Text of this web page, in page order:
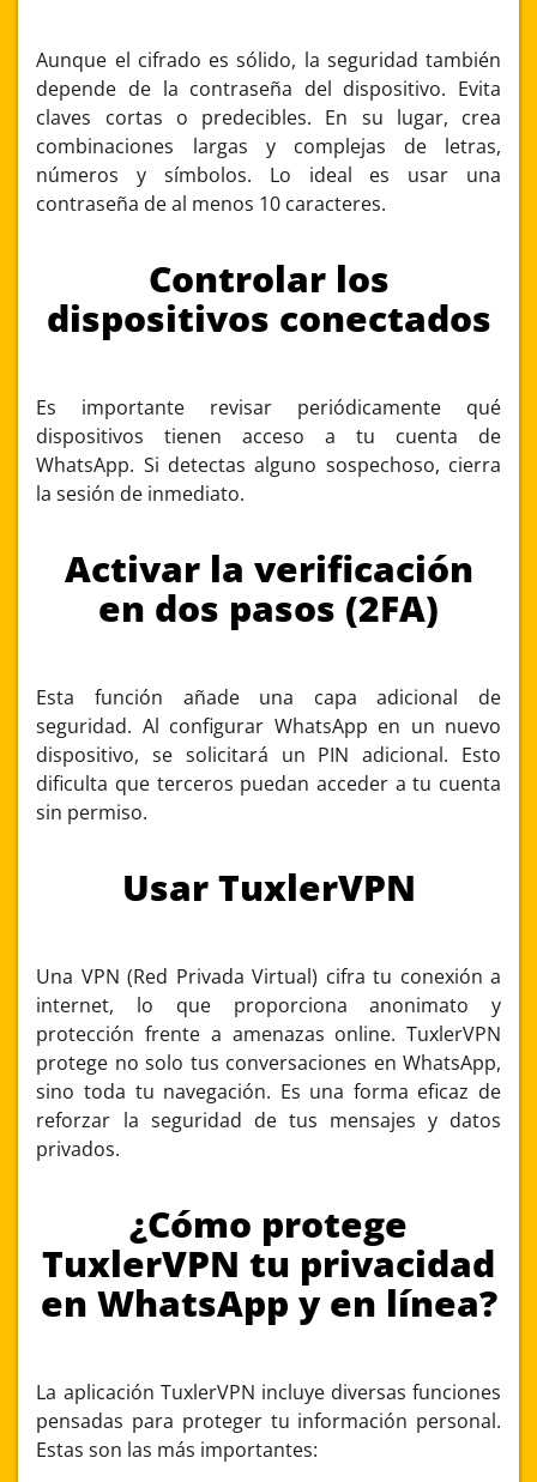
Aunque el cifrado es sólido, la seguridad también
depende de la contraseña del dispositivo. Evita
claves cortas o predecibles. En su lugar, crea
combinaciones largas y complejas de letras,
números y símbolos. Lo ideal es usar una
contraseña de al menos 10 caracteres.
Controlar los
dispositivos conectados
Es importante revisar periódicamente qué
dispositivos tienen acceso a tu cuenta de
WhatsApp. Si detectas alguno sospechoso, cierra
la sesión de inmediato.
Activar la verificación
en dos pasos (2FA)
Esta función añade una capa adicional de
seguridad. Al configurar WhatsApp en un nuevo
dispositivo, se solicitará un PIN adicional. Esto
dificulta que terceros puedan acceder a tu cuenta
sin permiso.
Usar TuxlerVPN
Una VPN (Red Privada Virtual) cifra tu conexión a
internet, lo que proporciona anonimato y
protección frente a amenazas online. TuxlerVPN
protege no solo tus conversaciones en WhatsApp,
sino toda tu navegación. Es una forma eficaz de
reforzar la seguridad de tus mensajes y datos
privados.
¿Cómo protege
TuxlerVPN tu privacidad
en WhatsApp y en línea?
La aplicación TuxlerVPN incluye diversas funciones
pensadas para proteger tu información personal.
Estas son las más importantes: